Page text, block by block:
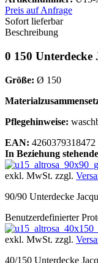
Preis auf Anfrage
Sofort lieferbar
Beschreibung
0 150
Größe: Ø 150
Pflegehinweise:
EAN: 4260379318472
In Beziehung
exkl. MwSt. zzgl.
90/90 Unterdecke
Benutzerdefinierter
exkl. MwSt. zzgl.
40/150 Unterdecke